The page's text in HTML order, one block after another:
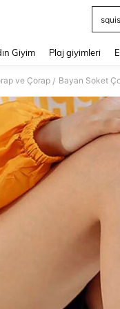
Giyim Plaj giyimleri
ve Çorap / Bayan Soket